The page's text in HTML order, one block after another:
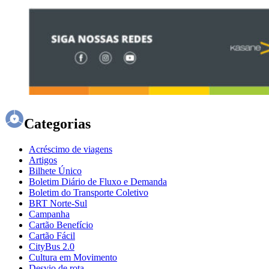
Categorias
Acréscimo de viagens
Artigos
Bilhete Único
Boletim Diário de Fluxo e Demanda
Boletim do Transporte Coletivo
BRT Norte-Sul
Campanha
Cartão Benefício
Cartão Fácil
CityBus 2.0
Cultura em Movimento